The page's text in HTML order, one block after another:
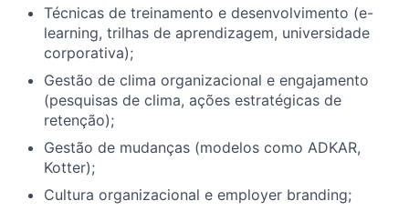
Técnicas de treinamento e desenvolvimento (e-
learning, trilhas de aprendizagem, universidade
corporativa);
Gestão de clima organizacional e engajamento
(pesquisas de clima, ações estratégicas de
retenção);
Gestão de mudanças (modelos como ADKAR,
Kotter);
Cultura organizacional e employer branding;